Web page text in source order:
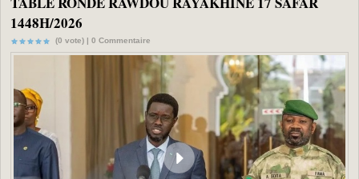
1448H/2026
(0 vote) | 0 Commentaire